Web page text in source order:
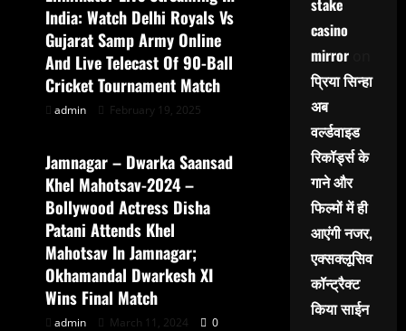
India: Watch Delhi Royals Vs
Gujarat Samp Army Online
And Live Telecast Of 90-Ball
Cricket Tournament Match
admin February 19, 2025
sports special
Jamnagar – Dwarka Saansad
Khel Mahotsav-2024 –
Bollywood Actress Disha
Patani Attends Khel
Mahotsav In Jamnagar;
Okhamandal Dwarkesh XI
Wins Final Match
admin March 11, 2024 0
stake
casino
mirroron
प्रिया सिन्हा
अब
वर्ल्डवाइड
रिकॉर्ड्स के
गाने और
फिल्मों में ही
आएंगी नजर,
एक्सक्लूसिव
कॉन्ट्रैक्ट
किया साईन